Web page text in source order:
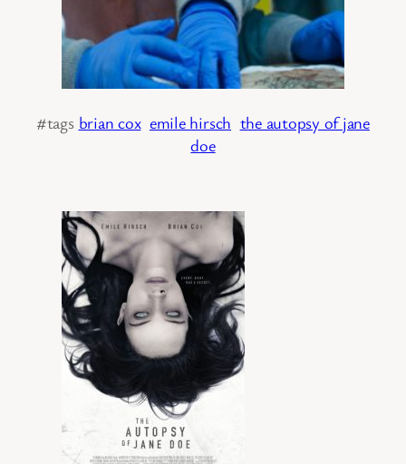
#tags brian cox emile hirsch the autopsy of jane
doe